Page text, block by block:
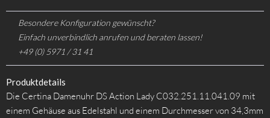
Besondere Konfiguration gewünscht?
Einfach unverbindlich anrufen und beraten lassen!
+49 (0) 5971 / 31 41
Produktdetails
Die Certina Damenuhr DS Action Lady C032.251.11.041.09 mit
einem Gehäuse aus Edelstahl und einem Durchmesser von 34,3mm